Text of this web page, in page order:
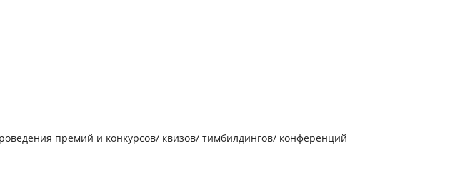
премий и конкурсов/ квизов/ тимбилдингов/ конференций